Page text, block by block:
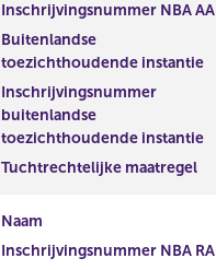
Inschrijvingsnummer NBA AA
Buitenlandse
toezichthoudende instantie
Inschrijvingsnummer
buitenlandse
toezichthoudende instantie
Tuchtrechtelijke maatregel
Naam
Inschrijvingsnummer NBA RA